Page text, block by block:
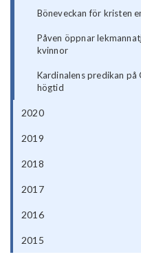
Böneveckan för kristen
Påven öppnar
kvinnor
Kardinalens predikan på
högtid
2020
2019
2018
2017
2016
2015